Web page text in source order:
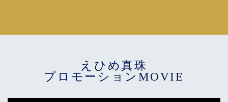
えひめ真珠
プロモーションMOVIE